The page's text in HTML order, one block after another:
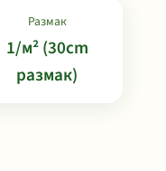
Размак
1/м² (30cm
размак)